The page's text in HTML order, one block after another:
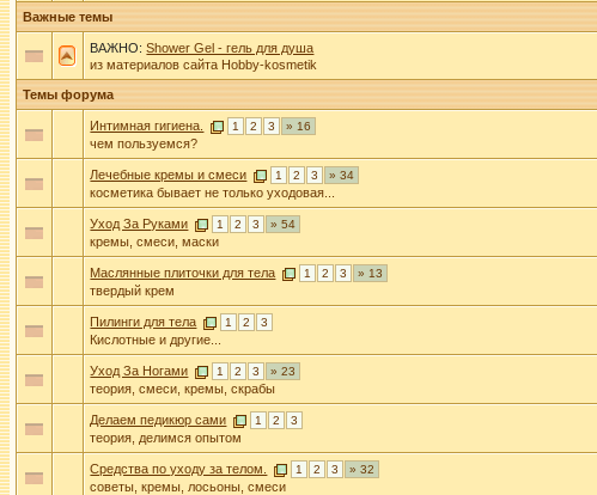
Важные темы
ВАЖНО:Shower Gel - гель для душа
из материалов сайта Нobby-kosmetik
Темы форума
Интимная гигиена. 1 2 3 » 16
чем пользуемся?
Лечебные кремы и смеси 1 2 3 » 34
косметика бывает не только уходовая...
Уход За Руками 1 2 3 » 54
кремы, смеси, маски
Маслянные плиточки для тела 1 2 3 » 13
твердый крем
Пилинги для тела 1 2 3
Кислотные и другие...
Уход За Ногами 1 2 3 » 23
теория, смеси, кремы, скрабы
Делаем педикюр сами 1 2 3
теория, делимся опытом
Средства по уходу за телом. 1 2 3 » 32
советы, кремы, лосьоны, смеси